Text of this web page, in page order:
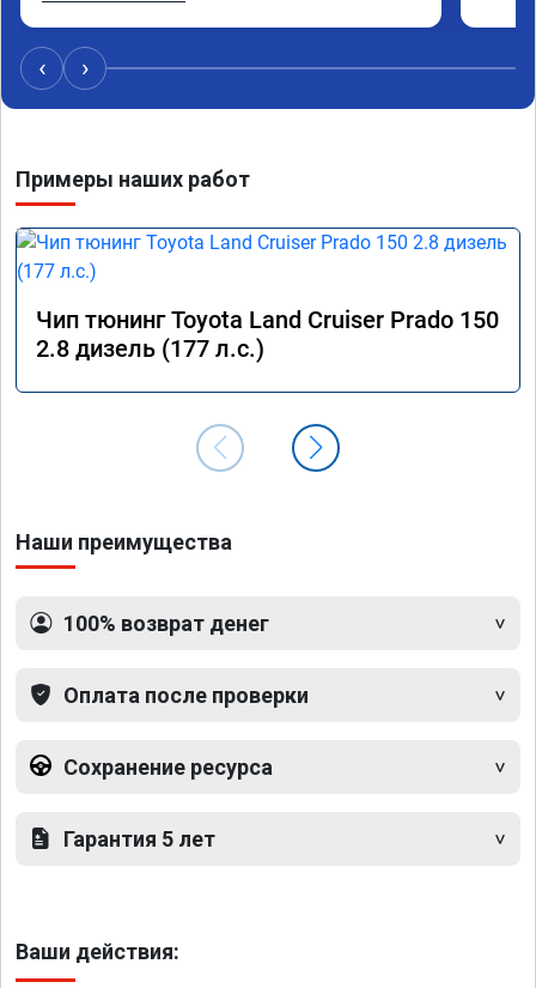
провалы. Расход топлива остался таким же, но
динамика улучшилась. Советую этот сервис
всем. Спасибо!!!
‹ ›
Примеры наших работ
Чип тюнинг Toyota Land Cruiser Prado 150
2.8 дизель (177 л.с.)
Наши преимущества
100% возврат денег
Оплата после проверки
Сохранение ресурса
Гарантия 5 лет
Ваши действия: